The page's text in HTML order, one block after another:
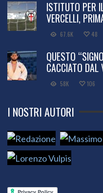
ISTITUTO PER
VERCELLI,
67.6K 48
QUESTO
CACCIATO DAL
58K 106
I NOSTRI AUTORI